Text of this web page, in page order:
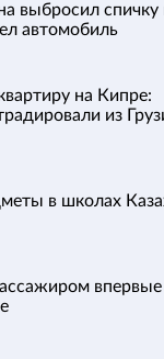
выбросил спичку
автомобиль
на Кипре:
из
в школах